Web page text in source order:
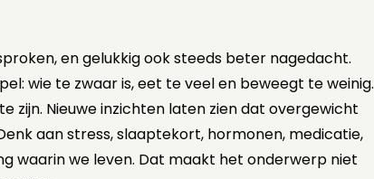
en gelukkig ook steeds beter nagedacht.
wie te zwaar is, eet te veel en beweegt te weinig.
zijn. Nieuwe inzichten laten zien dat overgewicht
aan stress, slaaptekort, hormonen, medicatie,
waarin we leven. Dat maakt het onderwerp niet